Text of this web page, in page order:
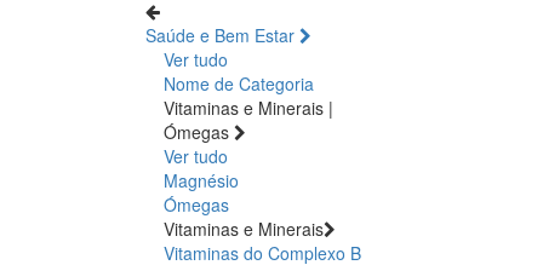
Saúde e Bem Estar
Ver tudo
Nome de Categoria
Vitaminas e Minerais |
Ómegas
Ver tudo
Magnésio
Ómegas
Vitaminas e Minerais
Vitaminas do Complexo B